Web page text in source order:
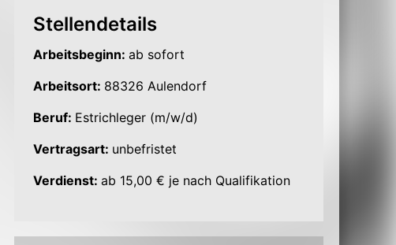
Stellendetails
Arbeitsbeginn: ab sofort
Arbeitsort: 88326 Aulendorf
Beruf: Estrichleger (m/w/d)
Vertragsart: unbefristet
Verdienst: ab 15,00 € je nach Qualifikation